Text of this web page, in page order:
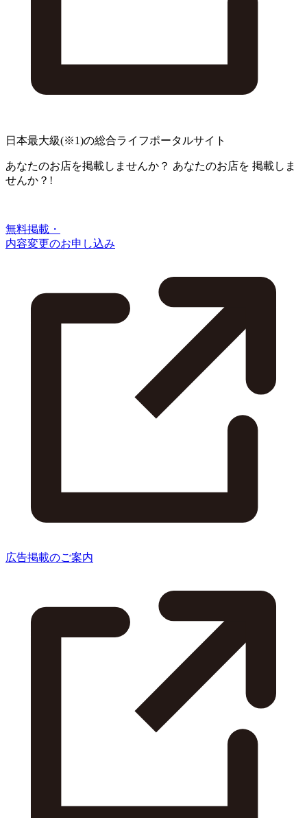
日本最大級(※1)の総合ライフポータルサイト
あなたのお店を掲載しませんか？ あなたのお店を 掲載しま
せんか？!
無料掲載・
内容変更のお申し込み
広告掲載のご案内